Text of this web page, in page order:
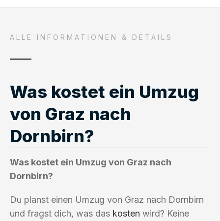
ALLE INFORMATIONEN & DETAILS
Was kostet ein Umzug
von Graz nach
Dornbirn?
Was kostet ein Umzug von Graz nach
Dornbirn?
Du planst einen Umzug von Graz nach Dornbirn
und fragst dich, was das kosten wird? Keine